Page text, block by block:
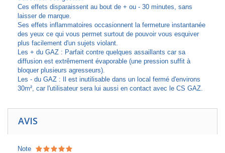
Ces effets disparaissent au bout de + ou - 30 minutes, sans
laisser de marque.
Ses effets inflammatoires occasionnent la fermeture instantanée
des yeux ce qui vous permet surtout de pouvoir vous esquiver
plus facilement d'un sujets violant.
Les + du GAZ : Parfait contre quelques assaillants car sa
diffusion est extrêmement évaporable (une pression suffit à
bloquer plusieurs agresseurs).
Les - du GAZ : Il est inutilisable dans un local fermé d'environs
30m², car l'utilisateur sera lui aussi en contact avec le CS GAZ.
AVIS
Note